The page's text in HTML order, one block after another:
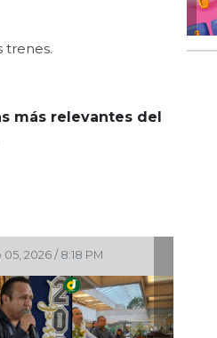
trenes.
más relevantes del
2026 / 8:18 PM